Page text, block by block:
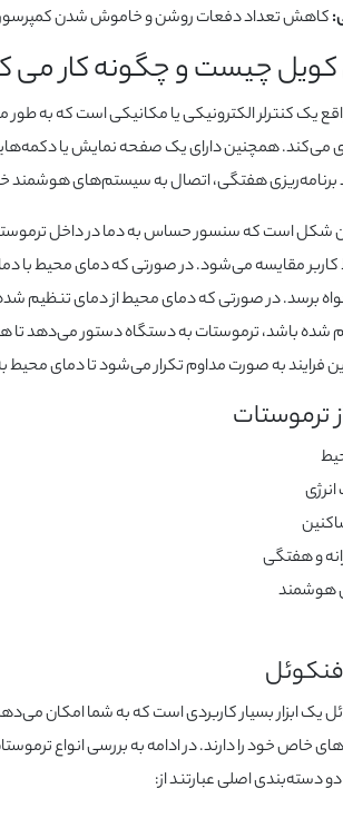
کاهش تعداد دفعات روشن و خاموش شدن
چیست و چگونه کار می
یک کنترلر الکترونیکی یا مکانیکی است که به
می‌کند. همچنین دارای یک صفحه نمایش یا
برنامه‌ریزی هفتگی، اتصال به سیستم‌های هوشمند
شکل است که سنسور حساس به دما در داخل
مقایسه می‌شود. در صورتی که دمای محیط با
برسد. در صورتی که دمای محیط از دمای تنظیم
شده باشد، ترموستات به دستگاه دستور می‌دهد
فرایند به صورت مداوم تکرار می‌شود تا دمای
ترموستات
و هفتگی
هوشمند
یک ابزار بسیار کاربردی است که به شما امکان
خاص خود را دارند. در ادامه به بررسی انواع
دسته‌بندی اصلی عبارتند از: